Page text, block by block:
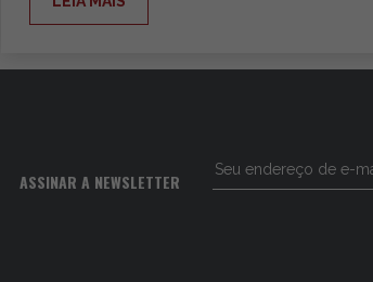
ASSINAR A NEWSLETTER